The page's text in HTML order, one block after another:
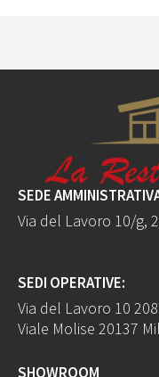
SEDE
Via del Lavoro 10/g,
SEDI OPERATIVE:
Via del Lavoro 10
Viale Molise 20137
SHOWROOM